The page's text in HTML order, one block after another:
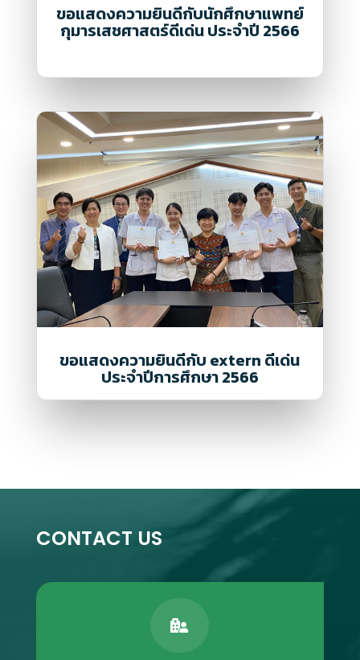
ขอแสดงความยินดีกับนักศึกษาแพทย์
กุมารเสชศาสตร์ดีเด่น ประจำปี 2566
ขอแสดงความยินดีกับ extern ดีเด่น
ประจำปีการศึกษา 2566
CONTACT US
